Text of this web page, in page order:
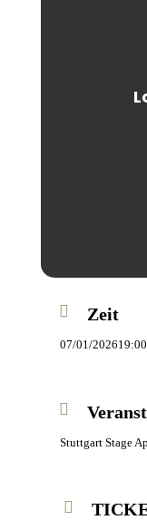
Zeit
07/01/202619:00
Stuttgart Stage